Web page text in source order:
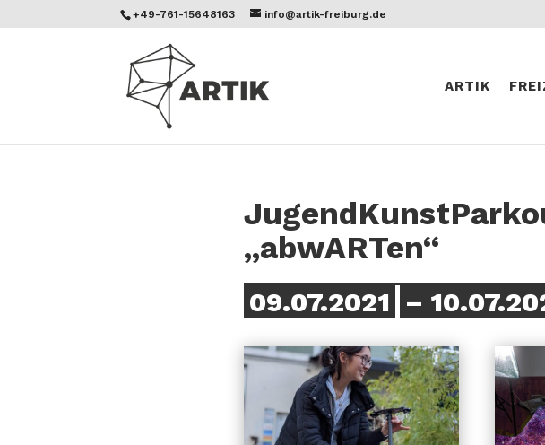
+49-761-15648163 info@artik-freiburg.de
ARTIK
„abwARTen“
09.07.2021 –